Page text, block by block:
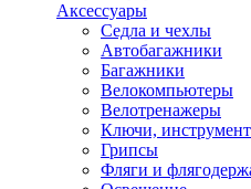
Аксессуары
Седла и чехлы
Автобагажники
Багажники
Велокомпьютеры
Велотренажеры
Ключи,
Грипсы
Фляги и